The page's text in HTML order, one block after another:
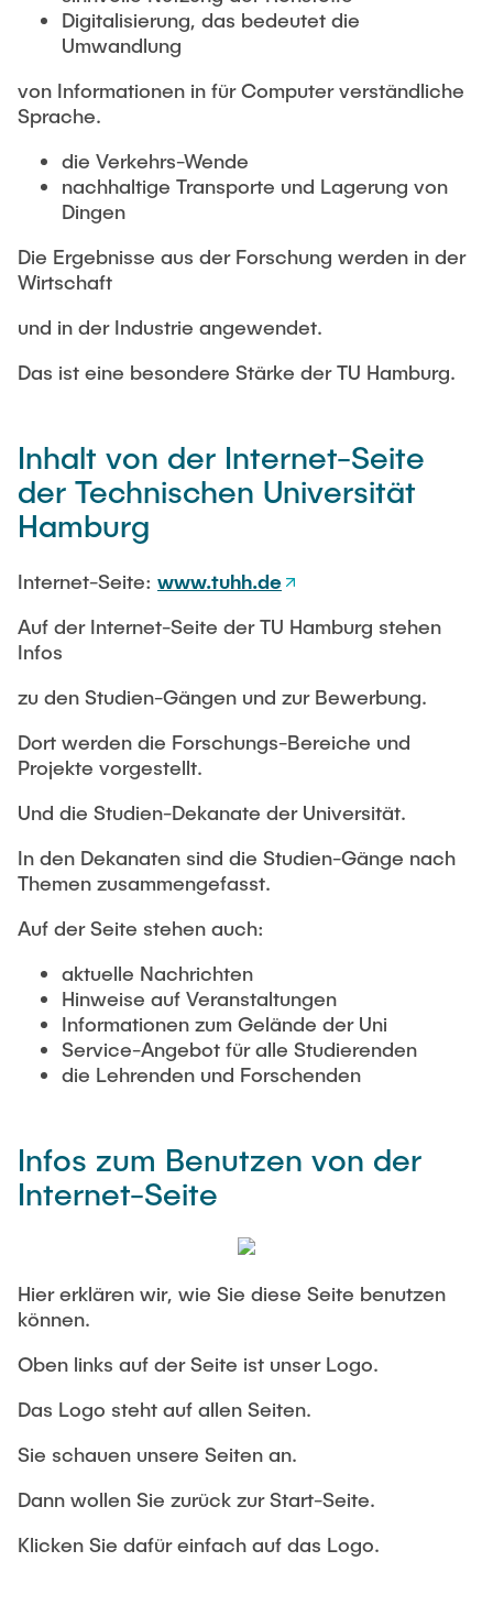
Digitalisierung, das bedeutet die
Umwandlung
von Informationen in für Computer verständliche
Sprache.
die Verkehrs-Wende
nachhaltige Transporte und Lagerung von
Dingen
Die Ergebnisse aus der Forschung werden in der
Wirtschaft
und in der Industrie angewendet.
Das ist eine besondere Stärke der TU Hamburg.
Inhalt von der Internet-Seite
der Technischen Universität
Hamburg
Internet-Seite: www.tuhh.de
Auf der Internet-Seite der TU Hamburg stehen
Infos
zu den Studien-Gängen und zur Bewerbung.
Dort werden die Forschungs-Bereiche und
Projekte vorgestellt.
Und die Studien-Dekanate der Universität.
In den Dekanaten sind die Studien-Gänge nach
Themen zusammengefasst.
Auf der Seite stehen auch:
aktuelle Nachrichten
Hinweise auf Veranstaltungen
Informationen zum Gelände der Uni
Service-Angebot für alle Studierenden
die Lehrenden und Forschenden
Infos zum Benutzen von der
Internet-Seite
Hier erklären wir, wie Sie diese Seite benutzen
können.
Oben links auf der Seite ist unser Logo.
Das Logo steht auf allen Seiten.
Sie schauen unsere Seiten an.
Dann wollen Sie zurück zur Start-Seite.
Klicken Sie dafür einfach auf das Logo.